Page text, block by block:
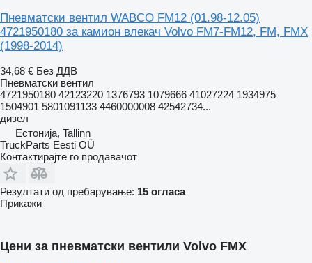
Пневматски вентил WABCO FM12 (01.98-12.05)
4721950180 за камион влекач Volvo FM7-FM12, FM, FMX
(1998-2014)
34,68 € Без ДДВ
Пневматски вентил
4721950180 42123220 1376793 1079666 41027224 1934975
1504901 5801091133 4460000008 42542734...
дизел
Естонија, Tallinn
TruckParts Eesti OÜ
Контактирајте го продавачот
Резултати од пребарување: 15 огласа
Прикажи
Цени за пневматски вентили Volvo FMX